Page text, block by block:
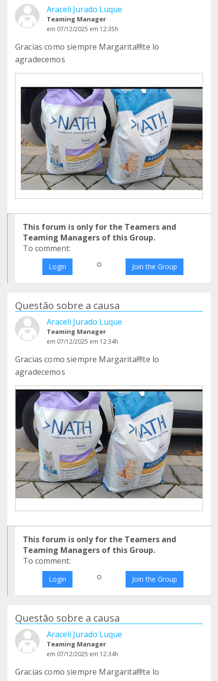
Araceli Jurado Luque
Teaming Manager
em 07/12/2025 em 12:35h
Gracias como siempre Margarita!!!!te lo
agradecemos
This forum is only for the Teamers and
Teaming Managers of this Group.
To comment:
Login o Join the Group
Questão sobre a causa
Araceli Jurado Luque
Teaming Manager
em 07/12/2025 em 12:34h
Gracias como siempre Margarita!!!!te lo
agradecemos
This forum is only for the Teamers and
Teaming Managers of this Group.
To comment:
Login o Join the Group
Questão sobre a causa
Araceli Jurado Luque
Teaming Manager
em 07/12/2025 em 12:34h
Gracias como siempre Margarita!!!!te lo